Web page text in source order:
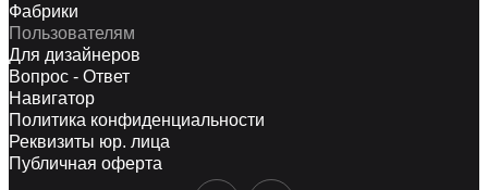
Фабрики
Пользователям
Для дизайнеров
Вопрос - Ответ
Навигатор
Политика конфиденциальности
Реквизиты юр. лица
Публичная оферта